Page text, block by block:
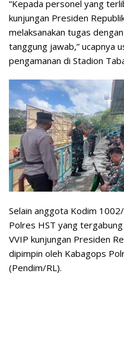
“Kepada personel yang
kunjungan Presiden
melaksanakan tugas
tanggung jawab,” ucapnya
pengamanan di Stadion
Selain anggota Kodim
Polres HST yang
VVIP kunjungan Presiden
dipimpin oleh Kabagops
(Pendim/RL).